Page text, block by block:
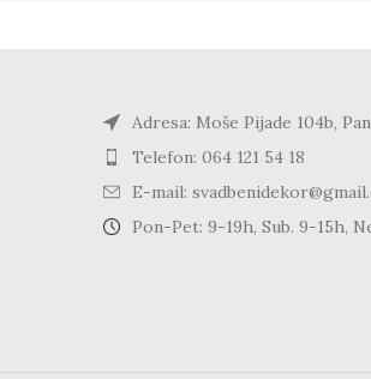
Adresa: Moše Pijade 104b,
Telefon: 064 121 54 18
E-mail:
Pon-Pet: 9-19h, Sub. 9-15h,